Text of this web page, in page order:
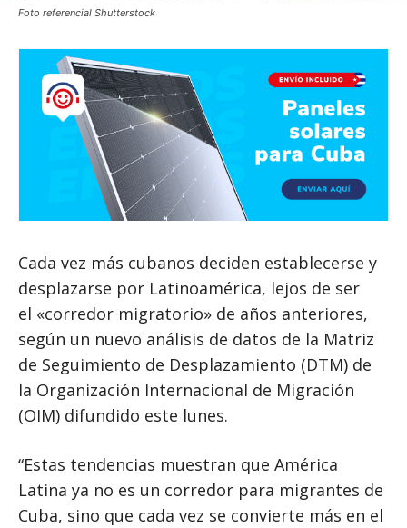
Foto referencial Shutterstock
Cada vez más cubanos deciden establecerse y
desplazarse por Latinoamérica, lejos de ser
el «corredor migratorio» de años anteriores,
según un nuevo análisis de datos de la Matriz
de Seguimiento de Desplazamiento (DTM) de
la Organización Internacional de Migración
(OIM) difundido este lunes.
“Estas tendencias muestran que América
Latina ya no es un corredor para migrantes de
Cuba, sino que cada vez se convierte más en el